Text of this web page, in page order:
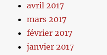
avril 2017
mars 2017
février 2017
janvier 2017